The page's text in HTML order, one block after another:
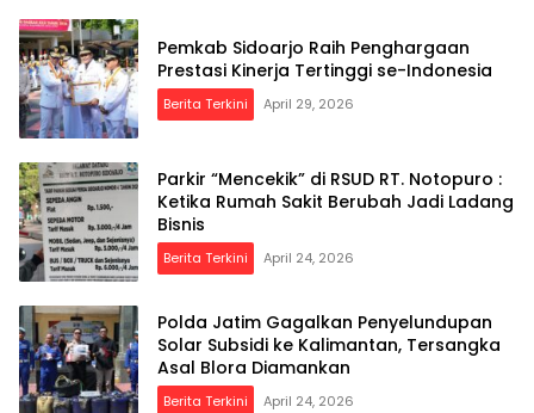
Pemkab Sidoarjo Raih Penghargaan
Prestasi Kinerja Tertinggi se-Indonesia
Berita Terkini April 29, 2026
Parkir “Mencekik” di RSUD RT. Notopuro :
Ketika Rumah Sakit Berubah Jadi Ladang
Bisnis
Berita Terkini April 24, 2026
Polda Jatim Gagalkan Penyelundupan
Solar Subsidi ke Kalimantan, Tersangka
Asal Blora Diamankan
Berita Terkini April 24, 2026